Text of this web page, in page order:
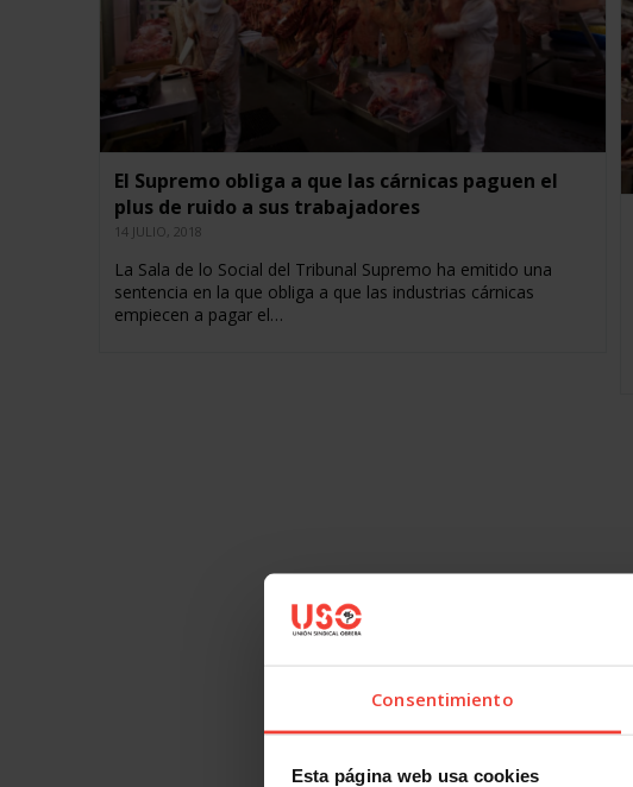
Consentimiento
Esta página web usa cookies
El Supremo obliga a que las cárnicas paguen el
plus de ruido a sus trabajadores
14 JULIO, 2018
La Sala de lo Social del Tribunal Supremo ha emitido una
sentencia en la que obliga a que las industrias cárnicas
empiecen a pagar el…